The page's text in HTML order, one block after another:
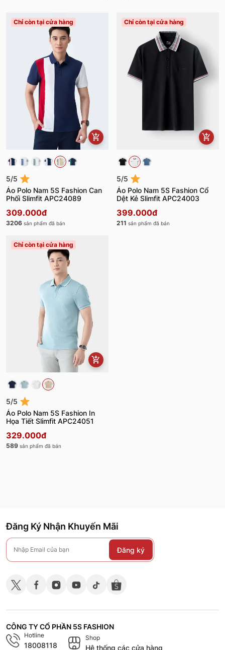
Chỉ còn tại cửa hàng
5/5
Áo Polo Nam 5S Fashion Can
Phối Slimfit APC24089
309.000đ
3206 sản phẩm đã bán
Chỉ còn tại cửa hàng
5/5
Áo Polo Nam 5S Fashion Cổ
Dệt Kẻ Slimfit APC24003
399.000đ
211 sản phẩm đã bán
Chỉ còn tại cửa hàng
5/5
Áo Polo Nam 5S Fashion In
Họa Tiết Slimfit APC24051
329.000đ
589 sản phẩm đã bán
Đăng Ký Nhận Khuyến Mãi
Đăng ký
CÔNG TY CỔ PHẦN 5S FASHION
Hotline
18008118
Shop
Hệ thống các cửa hàng